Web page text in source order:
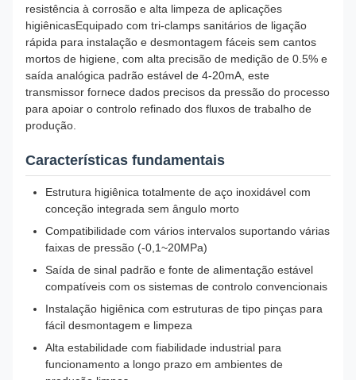
resistência à corrosão e alta limpeza de aplicações
higiênicasEquipado com tri-clamps sanitários de ligação
rápida para instalação e desmontagem fáceis sem cantos
mortos de higiene, com alta precisão de medição de 0.5% e
saída analógica padrão estável de 4-20mA, este
transmissor fornece dados precisos da pressão do processo
para apoiar o controlo refinado dos fluxos de trabalho de
produção.
Características fundamentais
Estrutura higiênica totalmente de aço inoxidável com
conceção integrada sem ângulo morto
Compatibilidade com vários intervalos suportando várias
faixas de pressão (-0,1~20MPa)
Saída de sinal padrão e fonte de alimentação estável
compatíveis com os sistemas de controlo convencionais
Instalação higiênica com estruturas de tipo pinças para
fácil desmontagem e limpeza
Alta estabilidade com fiabilidade industrial para
funcionamento a longo prazo em ambientes de